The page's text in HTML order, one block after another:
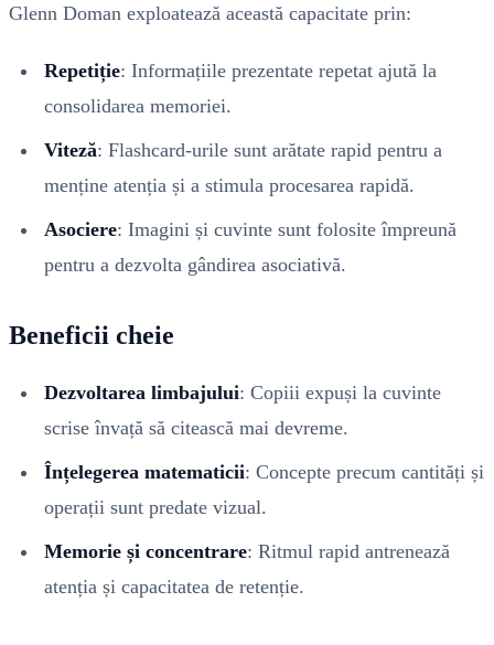
Glenn Doman exploatează această capacitate prin:
Repetiție: Informațiile prezentate repetat ajută la
consolidarea memoriei.
Viteză: Flashcard-urile sunt arătate rapid pentru a
menține atenția și a stimula procesarea rapidă.
Asociere: Imagini și cuvinte sunt folosite împreună
pentru a dezvolta gândirea asociativă.
Beneficii cheie
Dezvoltarea limbajului: Copiii expuși la cuvinte
scrise învață să citească mai devreme.
Înțelegerea matematicii: Concepte precum cantități și
operații sunt predate vizual.
Memorie și concentrare: Ritmul rapid antrenează
atenția și capacitatea de retenție.